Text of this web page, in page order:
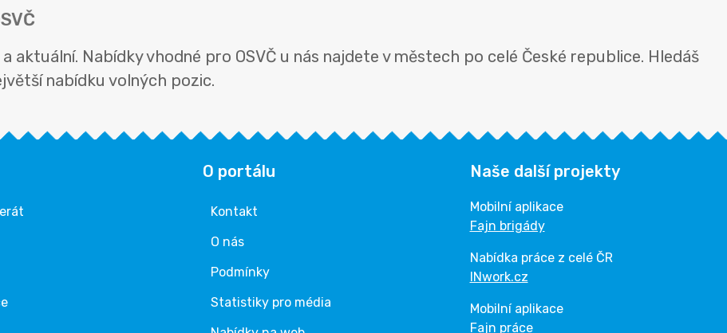
aktuální. Nabídky vhodné pro OSVČ u nás najdete v městech po celé České republice. Hledáš
nabídku volných pozic.
O portálu
Kontakt
O nás
Podmínky
Statistiky pro média
Naše další projekty
Mobilní aplikace
Fajn brigády
Nabídka práce z celé ČR
INwork.cz
Mobilní aplikace
Fajn práce